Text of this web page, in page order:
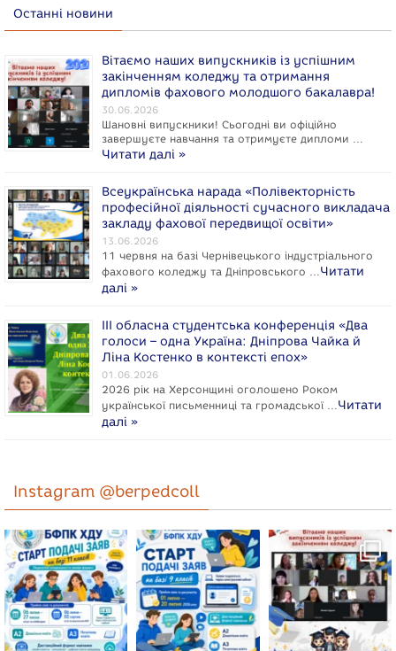
Останні новини
Вітаємо наших випускників із успішним
закінченням коледжу та отримання
дипломів фахового молодшого бакалавра!
30.06.2026
Шановні випускники! Сьогодні ви офіційно
завершуєте навчання та отримуєте дипломи …
Читати далі »
Всеукраїнська нарада «Полівекторність
професійної діяльності сучасного викладача
закладу фахової передвищої освіти»
13.06.2026
11 червня на базі Чернівецького індустріального
фахового коледжу та Дніпровського … Читати
далі »
ІІІ обласна студентська конференція «Два
голоси – одна Україна: Дніпрова Чайка й
Ліна Костенко в контексті епох»
01.06.2026
2026 рік на Херсонщині оголошено Роком
укpaїнcької письменниці та громадської … Читати
далі »
Instagram @berpedcoll